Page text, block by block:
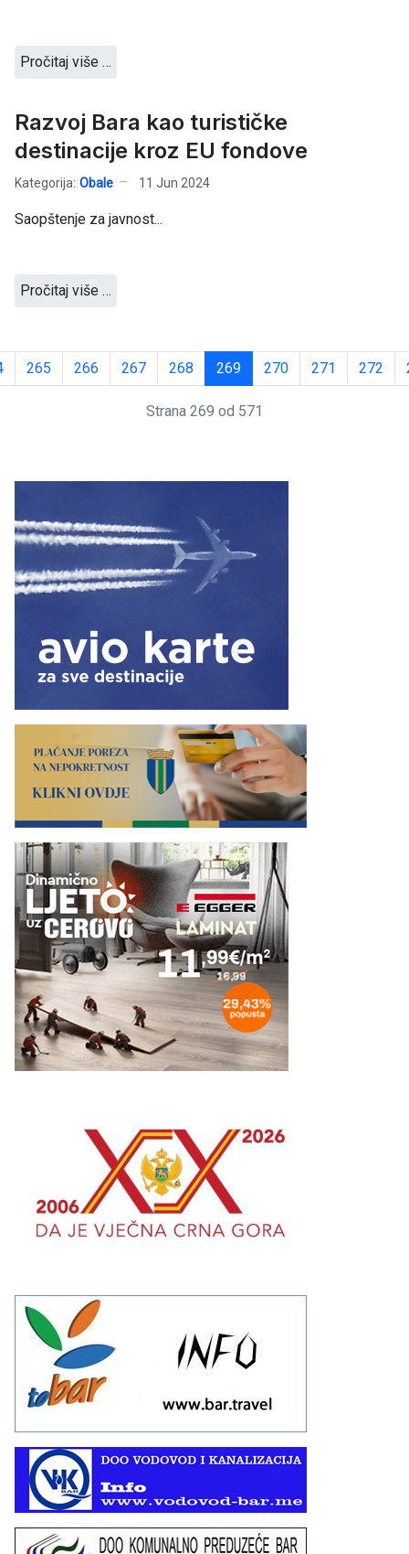
Pročitaj više …
Razvoj Bara kao turističke
destinacije kroz EU fondove
Kategorija: Obale 11 Jun 2024
Saopštenje za javnost...
Pročitaj više …
265 266 267 268 269 270 271 272
Strana 269 od 571